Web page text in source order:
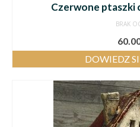
Czerwone ptaszki
BRAK
DOWIEDZ